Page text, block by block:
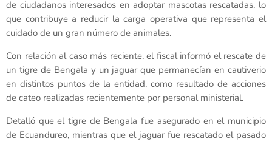
de ciudadanos interesados en adoptar mascotas rescatadas, lo
que contribuye a reducir la carga operativa que representa el
cuidado de un gran número de animales.
Con relación al caso más reciente, el fiscal informó el rescate de
un tigre de Bengala y un jaguar que permanecían en cautiverio
en distintos puntos de la entidad, como resultado de acciones
de cateo realizadas recientemente por personal ministerial.
Detalló que el tigre de Bengala fue asegurado en el municipio
de Ecuandureo, mientras que el jaguar fue rescatado el pasado